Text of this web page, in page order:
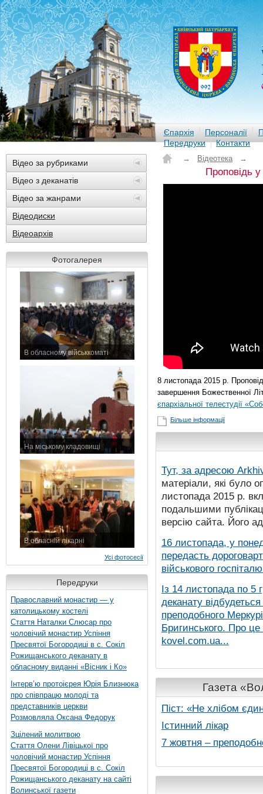
Єпархія Персоналії
Передруки
Контакти
Відео за рубриками
Відео з деканатів
Відео за жанрами
Відеодиски
Відеоархів
Фотогалерея
В обласному військкоматі
На міському кладовищі
В обласній лікарні
Усі фотосесії
Передруки
Православний монастир — у
католицькому костелі
Стаття Наталки Слюсар про
чоловічий монастир Успіння
Пресвятої Богородиці в с. Сокіл
Рожищанського деканату в
обласному виданні «Вісник і Ко»
Інтерв’ю протоієрея Юрія Близнюка
про співпрацю молоді та
представників церкви
Розмовляла Оксана Федорук
Зцілений молитвою
Стаття Олени Лівіцької про
чоловічий монастир Успіння
Пресвятої Богородиці в с. Сокіл
Рожищанського деканату на сайті
Волинської газети
→ Відеотека →
Проповідь
8 листопада 2015 р.
завершення Божественної
єпархіальної телестудії
Більше інформації
Тут, за адресою
матеріали, які було
листопада 2015 р.
подальшими
версію сайта. Його
16 листопада, у
передасть
військового
Із 14 листопада по 5
деканату
преподобного
Бригинського. Про
kovel.com.ua...
Газета
Піст: «Не хлібом
Істинний лікар
7 жовтня –